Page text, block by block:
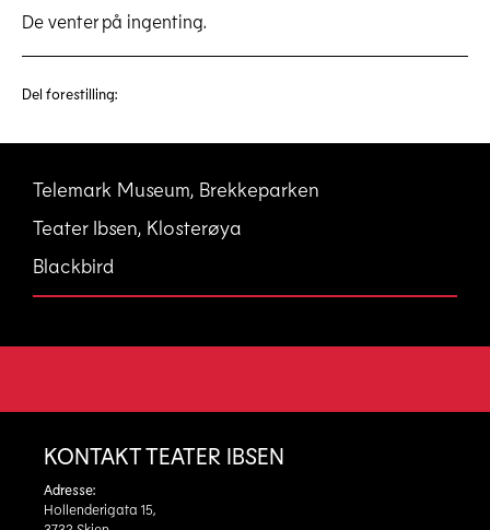
De venter på ingenting.
Del forestilling:
Telemark Museum, Brekkeparken
Teater Ibsen, Klosterøya
Blackbird
KONTAKT TEATER IBSEN
Adresse:
Hollenderigata 15,